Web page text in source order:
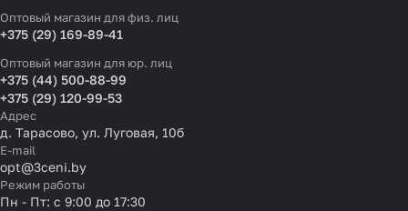
Оптовый магазин для физ. лиц
+375 (29) 169-89-41
Оптовый магазин для юр. лиц
+375 (44) 500-88-99
+375 (29) 120-99-53
Адрес
д. Тарасово, ул. Луговая, 10б
E-mail
opt@3ceni.by
Режим работы
Пн - Пт: с 9:00 до 17:30